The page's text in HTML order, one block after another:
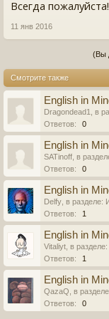
Всегда пожалуйста!
11 янв 2016
(Вы
Смотрите также
English in
Dragondead1 , в
Ответов:
0
English in
SATinoff , в
Ответов:
0
English in
Delfy , в разделе:
Ответов:
1
English in
Vitaliyt , в разделе:
Ответов:
1
English in
QazaQ , в
Ответов:
0